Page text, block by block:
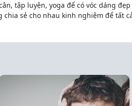
tập luyện, yoga để có vóc dáng đẹp
chia sẻ cho nhau kinh nghiệm để tất